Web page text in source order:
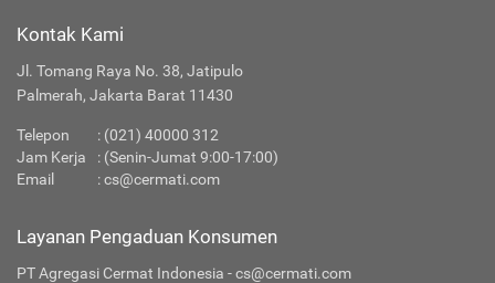
Kontak Kami
Jl. Tomang Raya No. 38, Jatipulo
Palmerah, Jakarta Barat 11430
Telepon : (021) 40000 312
Jam Kerja
: (Senin-Jumat 9:00-17:00)
Email
:cs@cermati.com
Layanan Pengaduan Konsumen
PT Agregasi Cermat Indonesia - cs@cermati.com